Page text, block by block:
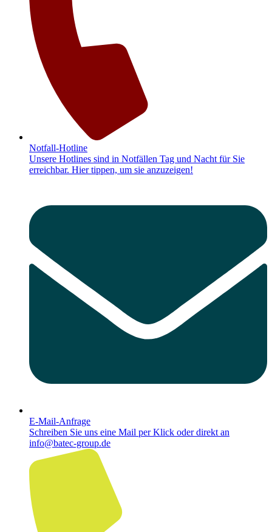
Not­­­fall-Hot­­­li­­ne
Unsere Hotlines sind in Notfällen Tag und Nacht für Sie
erreichbar. Hier tippen, um sie anzuzeigen!
E‑Mail-Anfra­ge
Schreiben Sie uns eine Mail per Klick oder direkt an
info@batec-group.de